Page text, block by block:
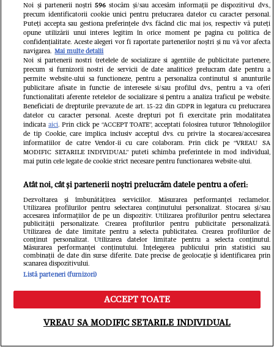
Cașcavalul
Deși ai putea crede contrariul, e și el tot o
brânză. Dar e una mai specială. Necesită mai
multă migală și o tehnică specială de
opărire. Cașul este încălzit în apă fierbinte și
frământat până capătă elasticitate, după care
este modelat și maturat. Procesul italian
poartă numele de pasta filata. Iar rezultatul
este acea textură caracteristică, ușor
elastică, care se întinde frumos când este
topită pe o pizza sau peste mămăligă.
Urda e un reziduu delicios
Dacă ai înțeles ce e cașul și cum se face
Meniu Caută
Noi și partenerii noștri 596stocăm și/sau accesăm informații pe dispozitivul dvs.,
precum identificatorii cookie unici pentru prelucrarea datelor cu caracter personal.
Puteți accepta sau gestiona preferințele dvs. făcând clic mai jos, respectiv vă puteți
opune utilizării unui interes legitim în orice moment pe pagina cu politica de
confidențialitate. Aceste alegeri vor fi raportate partenerilor noștri și nu vă vor afecta
navigarea. Mai multe detalii
Noi si partenerii nostri (retelele de socializare si agentiile de publicitate partenere,
precum si furnizorii nostri de servicii de date analitice) prelucram date pentru a
permite website-ului sa functioneze, pentru a personaliza continutul si anunturile
publicitare afisate in functie de interesele si/sau profilul dvs., pentru a va oferi
functionalitati aferente retelelor de socializare si pentru a analiza traficul pe website.
Beneficiati de drepturile prevazute de art. 15-22 din GDPR in legatura cu prelucrarea
datelor cu caracter personal. Aceste drepturi pot fi exercitate prin modalitatea
indicataaici. Prin click pe “ACCEPT TOATE”, acceptati folosirea tuturor Tehnologiilor
de tip Cookie, care implica inclusiv acceptul dvs. cu privire la stocarea/accesarea
informatiilor de catre Vendor-ii cu care colaboram. Prin click pe “VREAU SA
MODIFIC SETARILE INDIVIDUAL” puteti schimba preferintele in mod individual,
mai putin cele legate de cookie strict necesare pentru functionarea website-ului.
Atât noi, cât și partenerii noștri prelucrăm datele pentru a oferi:
Dezvoltarea și îmbunătățirea serviciilor. Măsurarea performanței reclamelor.
Utilizarea profilurilor pentru selectarea conținutului personalizat. Stocarea și/sau
accesarea informațiilor de pe un dispozitiv. Utilizarea profilurilor pentru selectarea
publicității personalizate. Crearea profilurilor pentru publicitate personalizată.
Utilizarea de date limitate pentru a selecta publicitatea. Crearea profilurilor de
conținut personalizat. Utilizarea datelor limitate pentru a selecta conținutul.
Măsurarea performanței conținutului. Înțelegerea publicului prin statistici sau
combinații de date din surse diferite. Date precise de geolocație și identificarea prin
scanarea dispozitivului.
Listă parteneri (furnizori)
ACCEPT TOATE
VREAU SA MODIFIC SETARILE INDIVIDUAL